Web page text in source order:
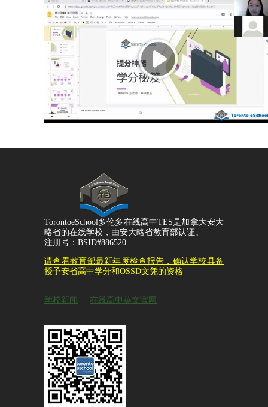
TorontoeSchool多伦多在线高中TES是加拿大安大
略省的在线学校，由安大略省教育部认证。
注册号：BSID#886520
请查看教育部最新年度检查报告，确认学校具备
授予安省高中学分和OSSD文凭的资格
学校新闻 在线高中英文官网